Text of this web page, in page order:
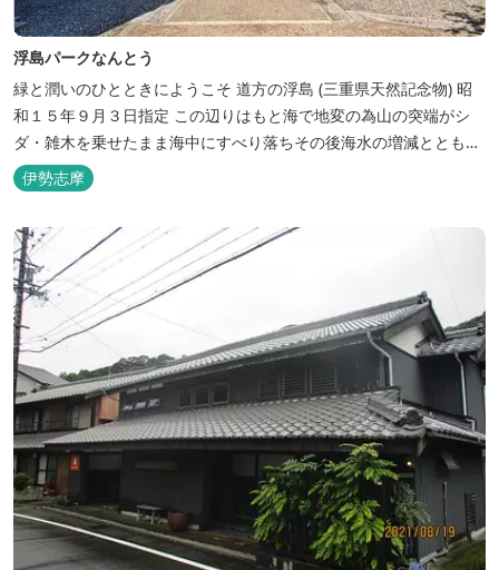
浮島パークなんとう
緑と潤いのひとときにようこそ ​道方の浮島 (三重県天然記念物) 昭
和１５年９月３日指定 この辺りはもと海で地変の為山の突端がシ
ダ・雑木を乗せたまま海中にすべり落ちその後海水の増減とともに
浮き沈みするようになったと伝えられています。 周辺は浮島を廻る
散策路が設けられ、また海岸線が一望できる展望塔へと続く遊歩道
もあり自然と親しむ見どころがあります。 ご家族連れで気軽にご利
用頂け...
伊勢志摩